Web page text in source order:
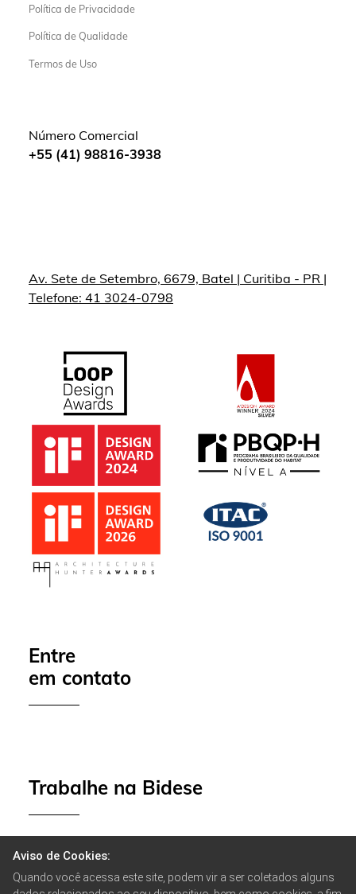
Número Comercial
+55 (41) 98816-3938
Av. Sete de Setembro, 6679, Batel | Curitiba - PR |
Telefone: 41 3024-0798
Política de Privacidade
Política de Qualidade
Termos de Uso
Entre
em contato
Trabalhe na Bidese
Aviso de Cookies:
Quando você acessa este site, podem vir a ser coletados alguns